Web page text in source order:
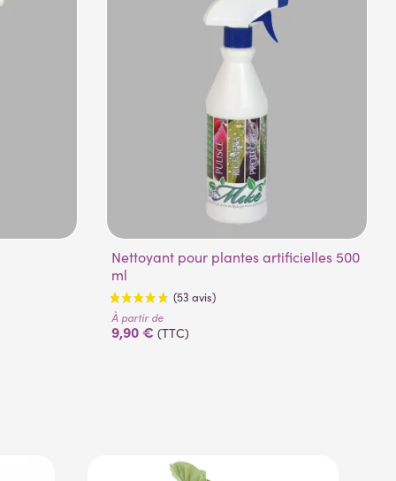
Nettoyant pour plantes artificielles 500
ml
À partir de
9,90 € (TTC)